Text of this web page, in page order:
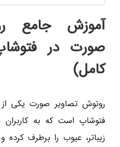
آموزش جامع
صورت در
کامل)
روتوش تصاویر صورت یکی از
فتوشاپ است که به
زیباتر، عیوب را برطرف کرده